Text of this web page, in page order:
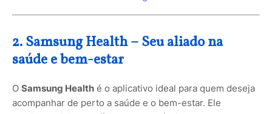
2. Samsung Health – Seu aliado na
saúde e bem-estar
O Samsung Health é o aplicativo ideal para quem deseja
acompanhar de perto a saúde e o bem-estar. Ele